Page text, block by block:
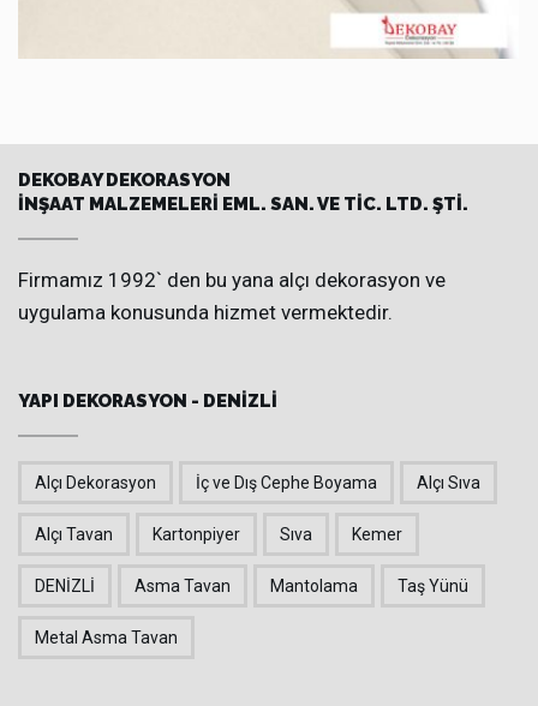
DEKOBAY DEKORASYON
İNŞAAT MALZEMELERİ EML. SAN. VE TİC. LTD. ŞTİ.
Firmamız 1992` den bu yana alçı dekorasyon ve
uygulama konusunda hizmet vermektedir.
YAPI DEKORASYON - DENİZLİ
Alçı Dekorasyon İç ve Dış Cephe Boyama Alçı Sıva
Alçı Tavan Kartonpiyer Sıva Kemer
DENİZLİ Asma Tavan Mantolama Taş Yünü
Metal Asma Tavan